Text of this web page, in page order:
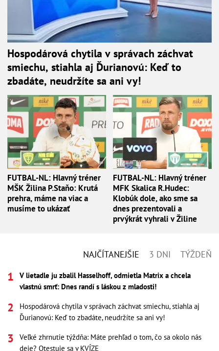
Hospodárová chytila v správach záchvat
smiechu, stiahla aj Ďurianovú: Keď to
zbadáte, neudržíte sa ani vy!
FUTBAL-NL: Hlavný tréner
MŠK Žilina P.Staňo: Krutá
prehra, máme na viac a
musíme to ukázať
FUTBAL-NL: Hlavný tréner
MFK Skalica R.Hudec:
Klobúk dole, ako sme sa
dnes prezentovali a
prvýkrát vyhrali v Žiline
NAJČÍTANEJŠIE 3 DNI TÝŽDEŇ
V lietadle ju zbalil Hasselhoff, odmietla Matrix a chcela
vlastnú smrť: Dnes randí s láskou z mladosti!
Hospodárová chytila v správach záchvat smiechu, stiahla aj
Ďurianovú: Keď to zbadáte, neudržíte sa ani vy!
Veľké zhrnutie týždňa: Máte prehľad o tom, čo sa okolo nás
deje? Otestuje sa v KVÍZE